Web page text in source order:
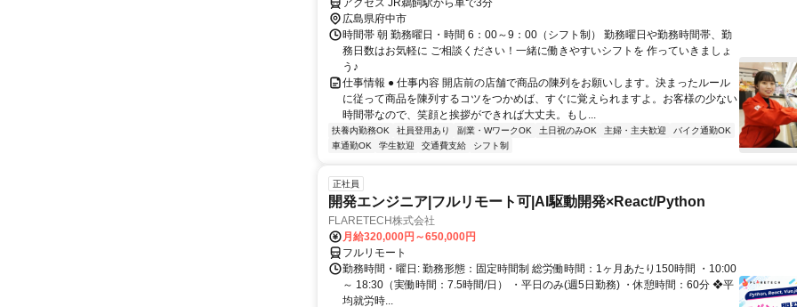
アクセス JR鵜飼駅から車で3分
広島県府中市
時間帯 朝 勤務曜日・時間 6：00～9：00（シフト制） 勤務曜日や勤務時間帯、勤
務日数はお気軽に ご相談ください！一緒に働きやすいシフトを 作っていきましょ
う♪
仕事情報 ● 仕事内容 開店前の店舗で商品の陳列をお願いします。決まったルール
に従って商品を陳列するコツをつかめば、すぐに覚えられますよ。お客様の少ない
時間帯なので、笑顔と挨拶ができれば大丈夫。もし...
扶養内勤務OK 社員登用あり 副業・WワークOK 土日祝のみOK 主婦・主夫歓迎
バイク通勤OK
車通勤OK
学生歓迎 交通費支給 シフト制
正社員
開発エンジニア|フルリモート可|AI駆動開発×React/Python
FLARETECH株式会社
月給320,000円～650,000円
フルリモート
勤務時間・曜日: 勤務形態：固定時間制 総労働時間：1ヶ月あたり150時間 ・10:00
～ 18:30（実働時間：7.5時間/日） ・平日のみ(週5日勤務) ・休憩時間：60分 ❖平
均就労時...